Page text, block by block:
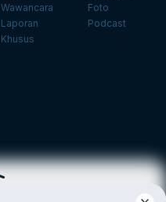
Wawancara
Laporan
Khusus
Foto
Podcast